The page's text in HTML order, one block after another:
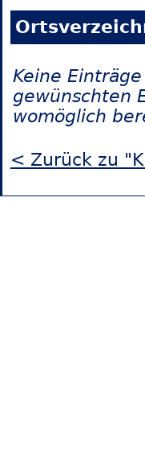
Keine
gewünschten
womöglich
< Zurück zu